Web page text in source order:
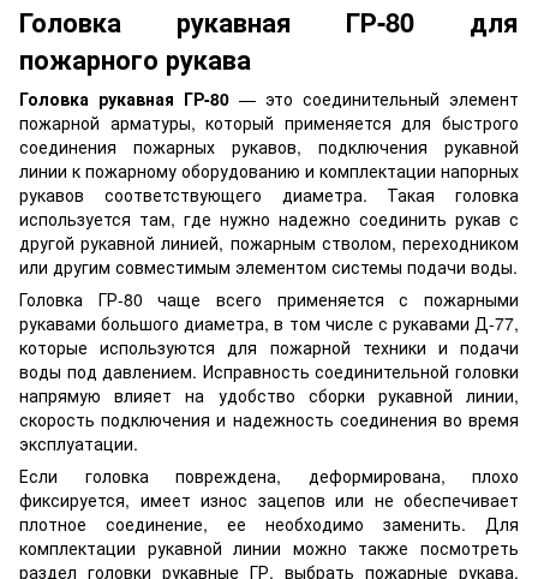
Головка рукавная ГР-80 для
пожарного рукава
Головка рукавная ГР-80 — это соединительный элемент
пожарной арматуры, который применяется для быстрого
соединения пожарных рукавов, подключения рукавной
линии к пожарному оборудованию и комплектации напорных
рукавов соответствующего диаметра. Такая головка
используется там, где нужно надежно соединить рукав с
другой рукавной линией, пожарным стволом, переходником
или другим совместимым элементом системы подачи воды.
Головка ГР-80 чаще всего применяется с пожарными
рукавами большого диаметра, в том числе с рукавами Д-77,
которые используются для пожарной техники и подачи
воды под давлением. Исправность соединительной головки
напрямую влияет на удобство сборки рукавной линии,
скорость подключения и надежность соединения во время
эксплуатации.
Если головка повреждена, деформирована, плохо
фиксируется, имеет износ зацепов или не обеспечивает
плотное соединение, ее необходимо заменить. Для
комплектации рукавной линии можно также посмотреть
раздел головки рукавные ГР, выбрать пожарные рукава,